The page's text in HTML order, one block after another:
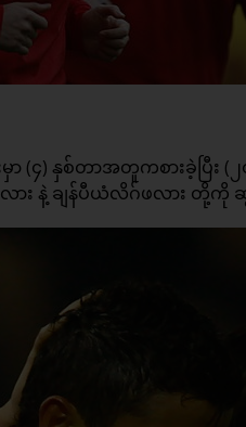
) နှစ်တာအတူကစားခဲ့ပြီး (၂
ား နဲ့ ချန်ပီယံလိဂ်ဖလား တို့ကို